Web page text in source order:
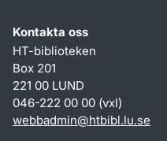
Kontakta oss
HT-biblioteken
Box 201
221 00 LUND
046-222 00 00 (vxl)
webbadmin@htbibl.lu.se